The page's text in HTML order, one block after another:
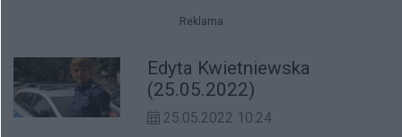
Reklama
Edyta Kwietniewska
(25.05.2022)
25.05.2022 10:24